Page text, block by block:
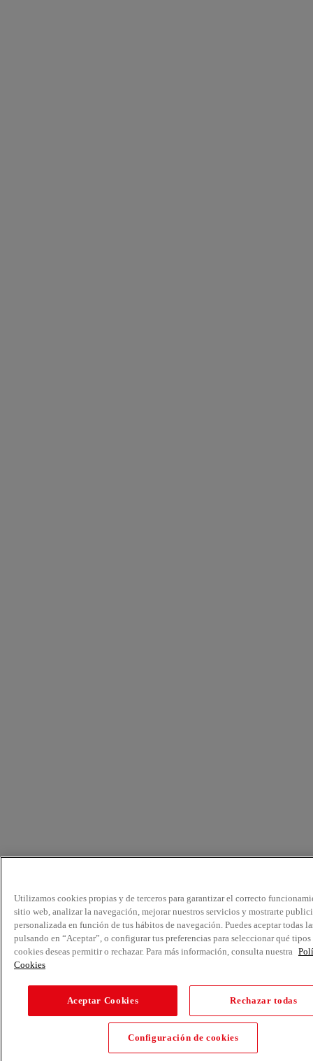
Utilizamos cookies propias y de terceros para garantizar el correcto
sitio web, analizar la navegación, mejorar nuestros servicios y mostrarte
personalizada en función de tus hábitos de navegación. Puedes aceptar todas
pulsando en “Aceptar”, o configurar tus preferencias para seleccionar qué tipos
cookies deseas permitir o rechazar. Para más información, consulta nuestra
Cookies
Aceptar Cookies Rechazar todas
Configuración de cookies